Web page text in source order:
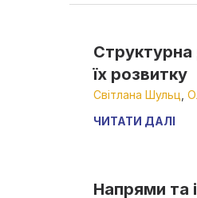
Структурна
їх розвитку
Світлана Шульц
ЧИТАТИ ДАЛІ
Напрями та